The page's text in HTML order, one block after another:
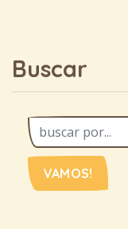
Buscar
VAMOS!